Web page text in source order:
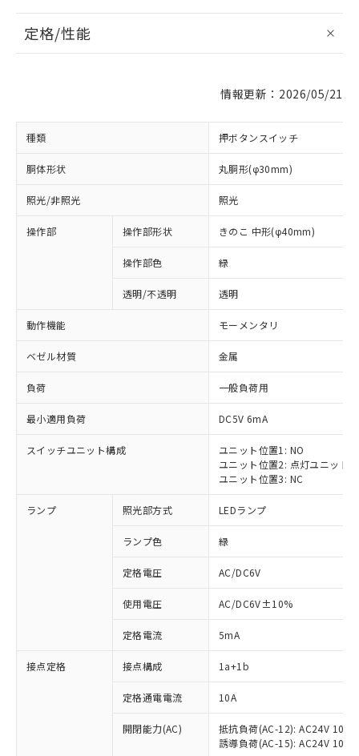
定格/性能
情報更新：2026/05/21
種類 押ボタンスイッチ
胴体形状 丸胴形(φ30mm)
照光/非照光 照光
操作部 操作部形状 きのこ 中形(φ40mm)
操作部色 緑
透明/不透明 透明
動作機能 モーメンタリ
ベゼル材質 金属
負荷 一般負荷用
最小適用負荷 DC5V 6mA
スイッチユニット構成
ユニット位置1: NO
ユニット位置2: 点灯ユニット
ユニット位置3: NC
ランプ 照光部方式 LEDランプ
ランプ色 緑
定格電圧 AC/DC6V
使用電圧 AC/DC6V±10%
定格電流 5mA
接点定格 接点構成 1a+1b
定格通電電流 10A
開閉能力(AC)
抵抗負荷(AC-12): AC24V 10A/
誘導負荷(AC-15): AC24V
ご利用条件
ご利用ください。
非含有に対応した製品が提供可能な商品で
有に対応した製品に切り替える予定のある
対応予定なし：EU RoHS指令（10物質）の
非含有に非対応の商品で、対応品を出す予
定はありません。
調査・確認中：EU RoHS指令（10物質）の